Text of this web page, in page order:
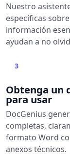
Nuestro
específicas
información
ayudan a no
3
Obtenga un
para usar
DocGenius
completas,
formato Word
anexos técnicos.